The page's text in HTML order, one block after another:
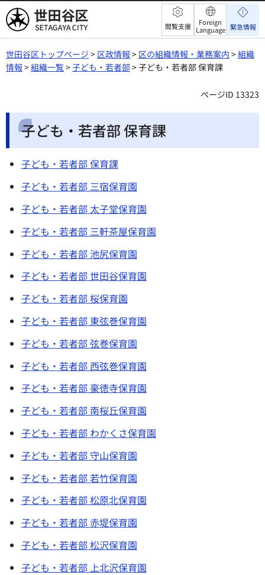
世田谷区 閲覧支援
Foreign
Language 緊急情報
世田谷区トップページ > 区政情報 > 区の組織情報・業務案内 >組織
情報 >組織一覧>子ども・若者部> 子ども・若者部 保育課
ページID 13323
子ども・若者部 保育課
子ども・若者部 保育課
子ども・若者部 三宿保育園
子ども・若者部 太子堂保育園
子ども・若者部 三軒茶屋保育園
子ども・若者部 池尻保育園
子ども・若者部 世田谷保育園
子ども・若者部 桜保育園
子ども・若者部 東弦巻保育園
子ども・若者部 弦巻保育園
子ども・若者部 西弦巻保育園
子ども・若者部 豪徳寺保育園
子ども・若者部 南桜丘保育園
子ども・若者部 わかくさ保育園
子ども・若者部 守山保育園
子ども・若者部 若竹保育園
子ども・若者部 松原北保育園
子ども・若者部 赤堤保育園
子ども・若者部 松沢保育園
子ども・若者部 上北沢保育園